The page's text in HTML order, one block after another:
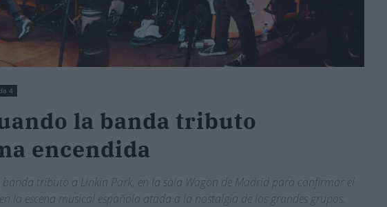
4
la banda tributo
encendida
banda tributo a Linkin Park, en la sala Wagon de Madrid para confirmar el
la escena musical española atada a la nostalgia de los grandes grupos.